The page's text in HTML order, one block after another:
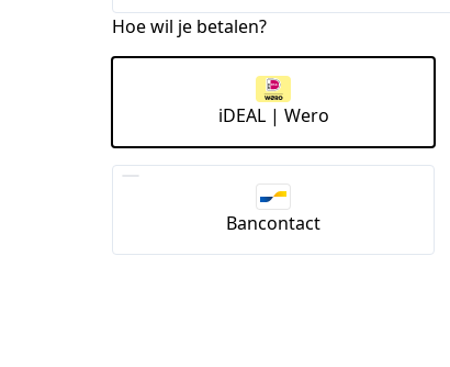
Hoe wil je betalen?
iDEAL | Wero
Bancontact